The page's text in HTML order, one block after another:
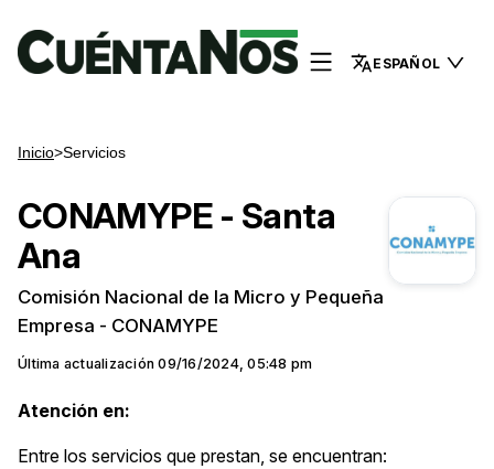
ESPAÑOL
Inicio>Servicios
CONAMYPE - Santa
Ana
Comisión Nacional de la Micro y Pequeña
Empresa - CONAMYPE
Última actualización 09/16/2024, 05:48 pm
Atención en:
Entre los servicios que prestan, se encuentran: